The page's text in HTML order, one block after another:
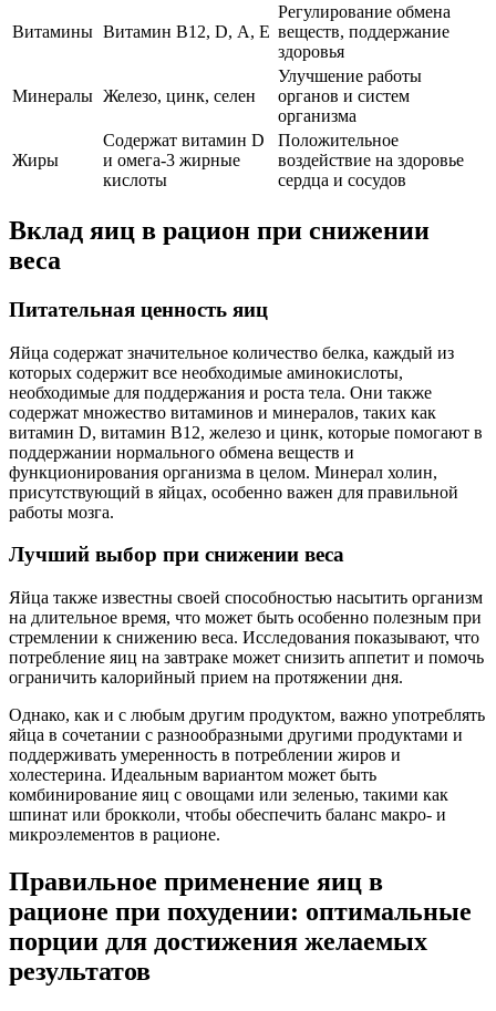
Витамины Витамин B12, D, А, Е
Регулирование обмена
веществ, поддержание
здоровья
Минералы Железо, цинк, селен
Улучшение работы
органов и систем
организма
Жиры
Содержат витамин D
и омега-3 жирные
кислоты
Положительное
воздействие на здоровье
сердца и сосудов
Вклад яиц в рацион при снижении
веса
Питательная ценность яиц
Яйца содержат значительное количество белка, каждый из
которых содержит все необходимые аминокислоты,
необходимые для поддержания и роста тела. Они также
содержат множество витаминов и минералов, таких как
витамин D, витамин B12, железо и цинк, которые помогают в
поддержании нормального обмена веществ и
функционирования организма в целом. Минерал холин,
присутствующий в яйцах, особенно важен для правильной
работы мозга.
Лучший выбор при снижении веса
Яйца также известны своей способностью насытить организм
на длительное время, что может быть особенно полезным при
стремлении к снижению веса. Исследования показывают, что
потребление яиц на завтраке может снизить аппетит и помочь
ограничить калорийный прием на протяжении дня.
Однако, как и с любым другим продуктом, важно употреблять
яйца в сочетании с разнообразными другими продуктами и
поддерживать умеренность в потреблении жиров и
холестерина. Идеальным вариантом может быть
комбинирование яиц с овощами или зеленью, такими как
шпинат или брокколи, чтобы обеспечить баланс макро- и
микроэлементов в рационе.
Правильное применение яиц в
рационе при похудении: оптимальные
порции для достижения желаемых
результатов